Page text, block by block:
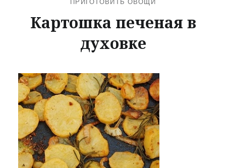
Картошка печеная в
духовке